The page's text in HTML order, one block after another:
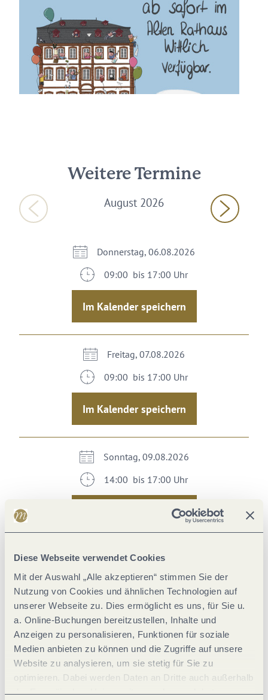
Diese Webseite verwendet Cookies
Mit der Auswahl „Alle akzeptieren“ stimmen Sie der
Nutzung von Cookies und ähnlichen Technologien auf
unserer Webseite zu. Dies ermöglicht es uns, für Sie u.
a. Online-Buchungen bereitzustellen, Inhalte und
Anzeigen zu personalisieren, Funktionen für soziale
Medien anbieten zu können und die Zugriffe auf unsere
Website zu analysieren, um sie stetig für Sie zu
optimieren. Dabei werden Daten an Dritte auch außerhalb
der Europäischen Union weitergegeben und dort
Weitere Termine
August 2026
Donnerstag, 06.08.2026
09:00 bis 17:00 Uhr
Im Kalender speichern
Freitag, 07.08.2026
09:00 bis 17:00 Uhr
Im Kalender speichern
Sonntag, 09.08.2026
14:00 bis 17:00 Uhr
Im Kalender speichern
Montag, 10.08.2026
09:00 bis 17:00 Uhr
Im Kalender speichern
Dienstag, 11.08.2026